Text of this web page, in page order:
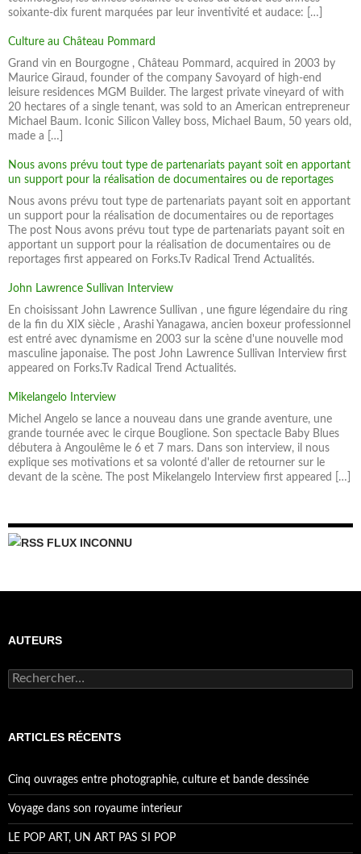
soixante-dix furent marquées par leur inventivité et audace: […]
Culture au Château Pommard
Grand vin en Bourgogne , Château Pommard, acquired in 2003 by
Maurice Giraud, founder of the company Savoyard of high-end
leisure residences MGM Builder. The largest private vineyard of with
20 hectares of a single tenant, was sold to an American entrepreneur
Michael Baum. Iconic Silicon Valley boss, Michael Baum, 50 years old,
made a […]
Nous avons prévu tout type de partenariats payant soit en apportant
un support pour la réalisation de documentaires ou de reportages
Nous avons prévu tout type de partenariats payant soit en apportant
un support pour la réalisation de documentaires ou de reportages
The post Nous avons prévu tout type de partenariats payant soit en
apportant un support pour la réalisation de documentaires ou de
reportages first appeared on Forks.Tv Radical Trend Actualités.
John Lawrence Sullivan Interview
En choisissant John Lawrence Sullivan , une figure légendaire du ring
de la fin du XIX siècle , Arashi Yanagawa, ancien boxeur professionnel
est entré avec dynamisme en 2003 sur la scène d'une nouvelle mod
masculine japonaise. The post John Lawrence Sullivan Interview first
appeared on Forks.Tv Radical Trend Actualités.
Mikelangelo Interview
Michel Angelo se lance a nouveau dans une grande aventure, une
grande tournée avec le cirque Bouglione. Son spectacle Baby Blues
débutera à Angoulême le 6 et 7 mars. Dans son interview, il nous
explique ses motivations et sa volonté d'aller de retourner sur le
devant de la scène. The post Mikelangelo Interview first appeared […]
FLUX INCONNU
AUTEURS
R
e
e
h
e
r
ARTICLES RÉCENTS
Cinq ouvrages entre photographie, culture et bande dessinée
Voyage dans son royaume interieur
LE POP ART, UN ART PAS SI POP